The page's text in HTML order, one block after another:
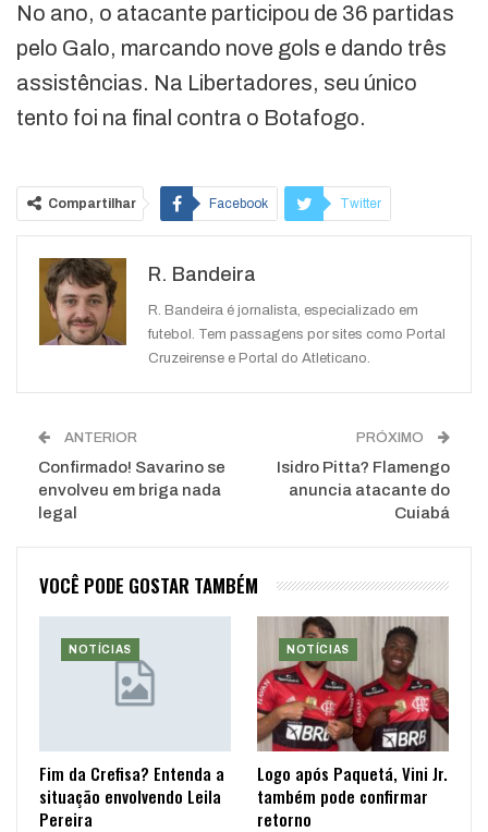
No ano, o atacante participou de 36 partidas
pelo Galo, marcando nove gols e dando três
assistências. Na Libertadores, seu único
tento foi na final contra o Botafogo.
Compartilhar Facebook Twitter
WhatsApp
R. Bandeira
R. Bandeira é jornalista, especializado em
futebol. Tem passagens por sites como Portal
Cruzeirense e Portal do Atleticano.
ANTERIOR
Confirmado! Savarino se
envolveu em briga nada
legal
PRÓXIMO
Isidro Pitta? Flamengo
anuncia atacante do
Cuiabá
VOCÊ PODE GOSTAR TAMBÉM
NOTÍCIAS
Fim da Crefisa? Entenda a
situação envolvendo Leila
Pereira
NOTÍCIAS
Logo após Paquetá, Vini Jr.
também pode confirmar
retorno